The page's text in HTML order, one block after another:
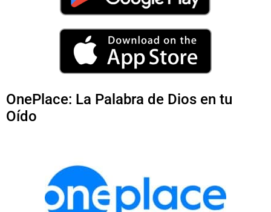
OnePlace: La Palabra de Dios en tu
Oído